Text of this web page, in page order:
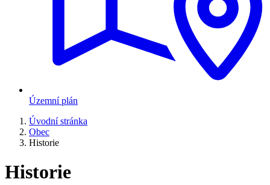
Územní plán
Úvodní stránka
Obec
Historie
Historie